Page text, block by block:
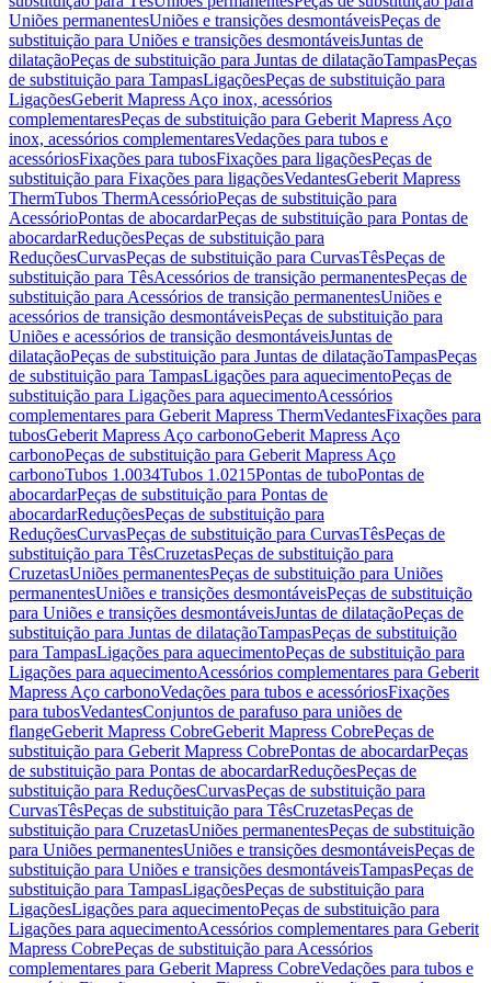
Uniões permanentesUniões e transições desmontáveisPeças de
substituição para Uniões e transições desmontáveisJuntas de
dilataçãoPeças de substituição para Juntas de dilataçãoTampasPeças
de substituição para TampasLigaçõesPeças de substituição para
LigaçõesGeberit Mapress Aço inox, acessórios
complementaresPeças de substituição para Geberit Mapress Aço
inox, acessórios complementaresVedações para tubos e
acessóriosFixações para tubosFixações para ligaçõesPeças de
substituição para Fixações para ligaçõesVedantesGeberit Mapress
ThermTubos ThermAcessórioPeças de substituição para
AcessórioPontas de abocardarPeças de substituição para Pontas de
abocardarReduçõesPeças de substituição para
ReduçõesCurvasPeças de substituição para CurvasTêsPeças de
substituição para TêsAcessórios de transição permanentesPeças de
substituição para Acessórios de transição permanentesUniões e
acessórios de transição desmontáveisPeças de substituição para
Uniões e acessórios de transição desmontáveisJuntas de
dilataçãoPeças de substituição para Juntas de dilataçãoTampasPeças
de substituição para TampasLigações para aquecimentoPeças de
substituição para Ligações para aquecimentoAcessórios
complementares para Geberit Mapress ThermVedantesFixações para
tubosGeberit Mapress Aço carbonoGeberit Mapress Aço
carbonoPeças de substituição para Geberit Mapress Aço
carbonoTubos 1.0034Tubos 1.0215Pontas de tuboPontas de
abocardarPeças de substituição para Pontas de
abocardarReduçõesPeças de substituição para
ReduçõesCurvasPeças de substituição para CurvasTêsPeças de
substituição para TêsCruzetasPeças de substituição para
CruzetasUniões permanentesPeças de substituição para Uniões
permanentesUniões e transições desmontáveisPeças de substituição
para Uniões e transições desmontáveisJuntas de dilataçãoPeças de
substituição para Juntas de dilataçãoTampasPeças de substituição
para TampasLigações para aquecimentoPeças de substituição para
Ligações para aquecimentoAcessórios complementares para Geberit
Mapress Aço carbonoVedações para tubos e acessóriosFixações
para tubosVedantesConjuntos de parafuso para uniões de
flangeGeberit Mapress CobreGeberit Mapress CobrePeças de
substituição para Geberit Mapress CobrePontas de abocardarPeças
de substituição para Pontas de abocardarReduçõesPeças de
substituição para ReduçõesCurvasPeças de substituição para
CurvasTêsPeças de substituição para TêsCruzetasPeças de
substituição para CruzetasUniões permanentesPeças de substituição
para Uniões permanentesUniões e transições desmontáveisPeças de
substituição para Uniões e transições desmontáveisTampasPeças de
substituição para TampasLigaçõesPeças de substituição para
LigaçõesLigações para aquecimentoPeças de substituição para
Ligações para aquecimentoAcessórios complementares para Geberit
Mapress CobrePeças de substituição para Acessórios
complementares para Geberit Mapress CobreVedações para tubos e